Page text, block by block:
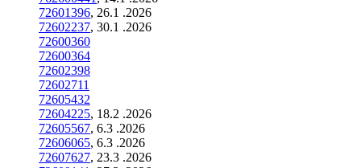
72601396, 26.1 .2026
72602237, 30.1 .2026
72600360
72600364
72602398
72602711
72605432
72604225, 18.2 .2026
72605567, 6.3 .2026
72606065, 6.3 .2026
72607627, 23.3 .2026